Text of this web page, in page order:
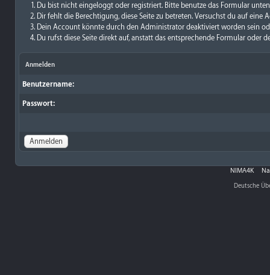
Du bist nicht eingeloggt oder registriert. Bitte benutze das Formular
Dir fehlt die Berechtigung, diese Seite zu betreten. Versuchst du auf
Dein Account könnte durch den Administrator deaktiviert worden sein
Du rufst diese Seite direkt auf, anstatt das entsprechende Formular oder
Anmelden
Benutzername:
Passwort:
NIMA4K
Deutsche